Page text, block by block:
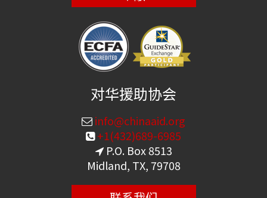
对华援助协会
info@chinaaid.org
+1(432)689-6985
P.O. Box 8513
Midland, TX, 79708